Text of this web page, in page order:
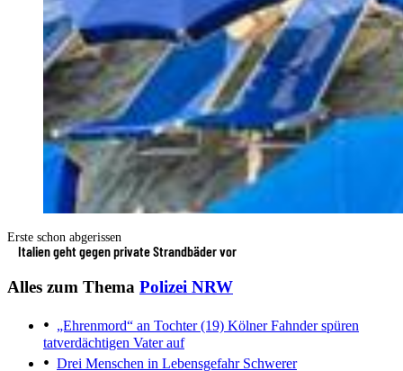
Erste schon abgerissen
Italien geht gegen private Strandbäder vor
Alles zum Thema Polizei NRW
„Ehrenmord“ an Tochter (19) Kölner Fahnder spüren
tatverdächtigen Vater auf
Drei Menschen in LebensgefahrSchwerer